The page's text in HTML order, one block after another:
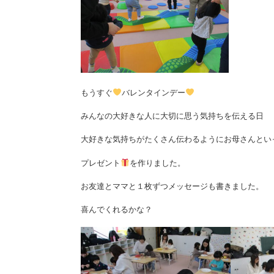
もうすぐ バレンタインデー
みんなの大好きな人に大切に思う気持ちを伝える日
大好きな気持ちがたくさん伝わるようにお母さんとい
プレゼント を作りました。
お友達とママと１枚ずつメッセージも書きました。
喜んでくれるかな？